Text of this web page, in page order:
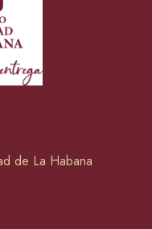
de La Habana